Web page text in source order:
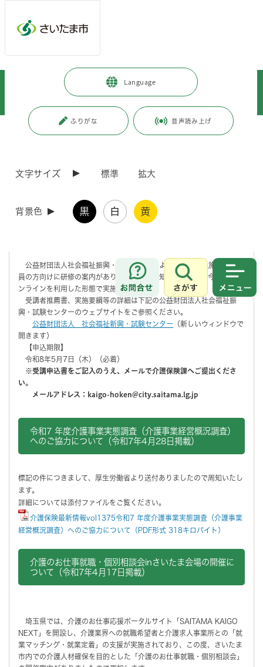
Language
ふりがな 音声読み上げ
文字サイズ 標準 拡大
背景色 黒 白 黄
お問合せ
さがす
事業者向けの情報 > 届出・手続き 介護保険
介護サービス事業者向け情報（共通）
更新日付：2026年3月31日 / ページ番号：C119105
月31日更新）
令和8年度7月開催 社会福祉法人等が経営する社会福祉
施設・事業所職員向け国内研修（高齢者介護）の受講者
公益財団法人社会福祉振興・試験センターより、社会福祉施設等の職
員の方向けに研修の案内がありましたのでお知らせします。今年度もオ
ンラインを利用した形態で実施されます。
受講者推薦書、実施要綱等の詳細は下記の公益財団法人社会福祉振
興・試験センターのウェブサイトをご参照ください。
公益財団法人 社会福祉新興・試験センター （新しいウィンドウで
開きます）
【申込期限】
令和8年5月7日（木）（必着）
※受講申込書をご記入のうえ、メールで介護保険課へご提出くださ
い。
メールアドレス：kaigo-hoken@city.saitama.lg.jp
令和7 年度介護事業実態調査（介護事業経営概況調査）
へのご協力について（令和7年4月28日掲載）
標記の件につきまして、厚生労働省より送付ありましたので周知いたし
ます。
詳細については添付ファイルをご覧ください。
介護保険最新情報vol1375令和7 年度介護事業実態調査（介護事業
経営概況調査）へのご協力について（PDF形式 318キロバイト）
介護のお仕事就職・個別相談会inさいたま会場の開催に
ついて（令和7年4月17日掲載）
埼玉県では、介護のお仕事応援ポータルサイト「SAITAMA KAIGO
NEXT」を開設し、介護業界への就職希望者と介護求人事業所との「就
業マッチング・就業定着」の支援が実施されており、この度、さいたま
市内での介護人材確保を目的とした「介護のお仕事就職・個別相談会」